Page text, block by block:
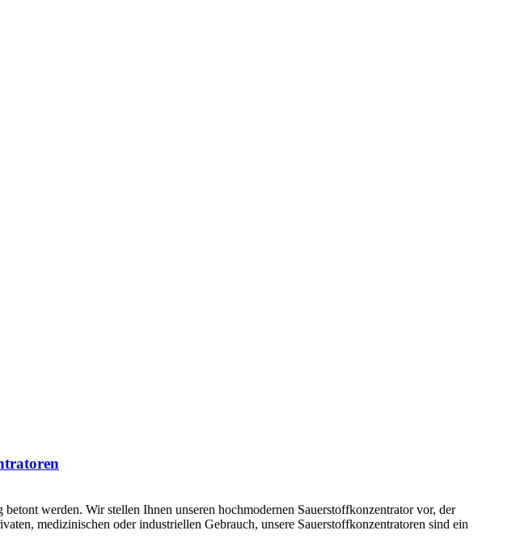
werden. Wir stellen Ihnen unseren hochmodernen Sauerstoffkonzentrator vor, der
medizinischen oder industriellen Gebrauch, unsere Sauerstoffkonzentratoren sind ein